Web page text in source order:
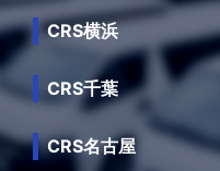
CRS横浜
CRS千葉
CRS名古屋